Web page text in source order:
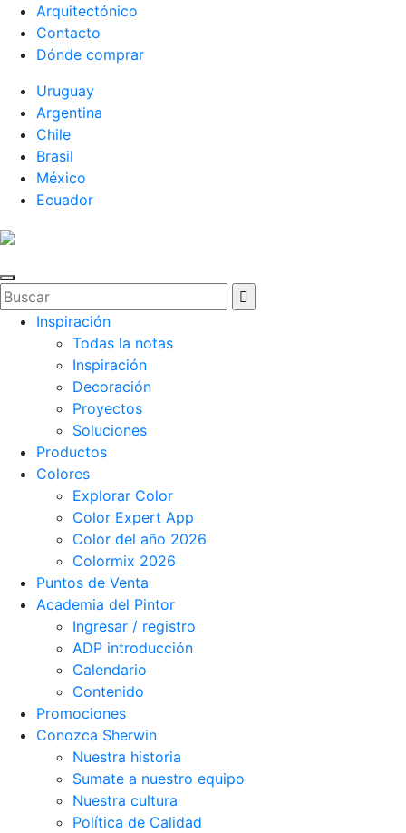
Arquitectónico
Contacto
Dónde comprar
Uruguay
Argentina
Chile
Brasil
México
Ecuador
Inspiración
Todas la notas
Inspiración
Decoración
Proyectos
Soluciones
Productos
Colores
Explorar Color
Color Expert App
Color del año 2026
Colormix 2026
Puntos de Venta
Academia del Pintor
Ingresar / registro
ADP introducción
Calendario
Contenido
Promociones
Conozca Sherwin
Nuestra historia
Sumate a nuestro equipo
Nuestra cultura
Política de Calidad